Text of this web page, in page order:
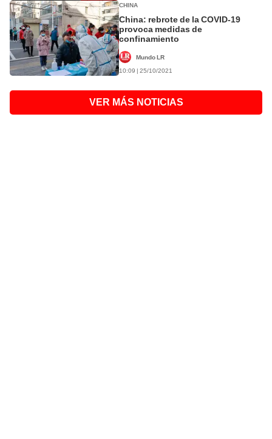
CHINA
China: rebrote de la COVID-19
provoca medidas de
confinamiento
Mundo LR
10:09 | 25/10/2021
VER MÁS NOTICIAS